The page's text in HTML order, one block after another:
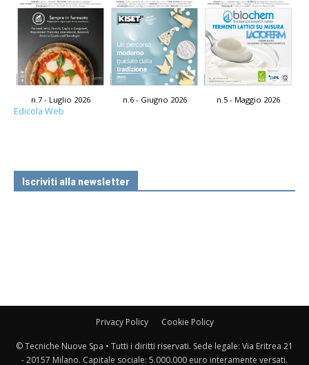
n.7 - Luglio 2026 n.6 - Giugno 2026 n.5 - Maggio 2026
Edicola Web
Iscriviti alla newsletter
Privacy Policy Cookie Policy
© Tecniche Nuove Spa • Tutti i diritti riservati. Sede legale: Via Eritrea 21
- 20157 Milano. Capitale sociale: 5.000.000 euro interamente versati.